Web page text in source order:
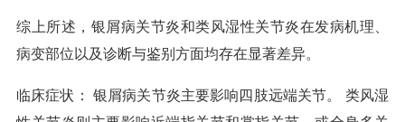
综上所述，银屑病关节炎和类风湿性关节炎在发病机理、
病变部位以及诊断与鉴别方面均存在显著差异。
临床症状： 银屑病关节炎主要影响四肢远端关节。 类风湿